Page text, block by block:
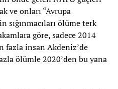
ve onları “Avrupa
sığınmacıları ölüme terk
göre, sadece 2014
fazla insan Akdeniz’de
ölümle 2020’den bu yana